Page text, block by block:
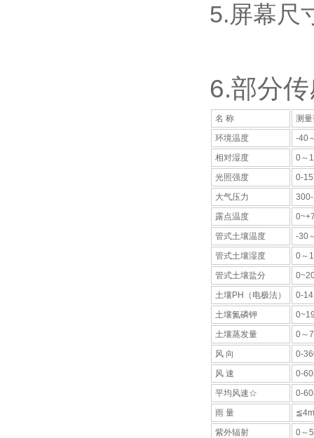
5.屏幕尺
6.部分
名 称
测
环境温度
-40
相对湿度
0～
光照强度
0-
大气压力
露点温度
管式土壤温度
-30
管式土壤湿度
0～
管式土壤盐分
土壤PH（电极法）
0-
土壤氮磷钾
土壤蒸发量
0～
风 向
0-
风 速
0-
平均风速☆
0-
雨 量
紫外辐射
0～